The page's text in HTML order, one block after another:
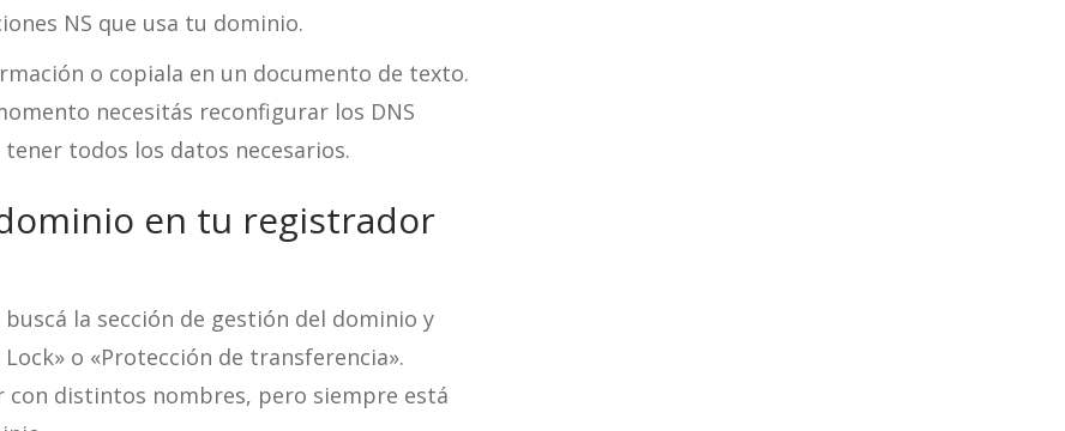
NS que usa tu dominio.
o copiala en un documento de texto.
necesitás reconfigurar los DNS
todos los datos necesarios.
en tu registrador
la sección de gestión del dominio y
o «Protección de transferencia».
con distintos nombres, pero siempre está